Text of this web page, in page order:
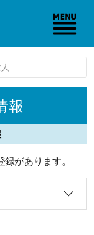
報
があります。